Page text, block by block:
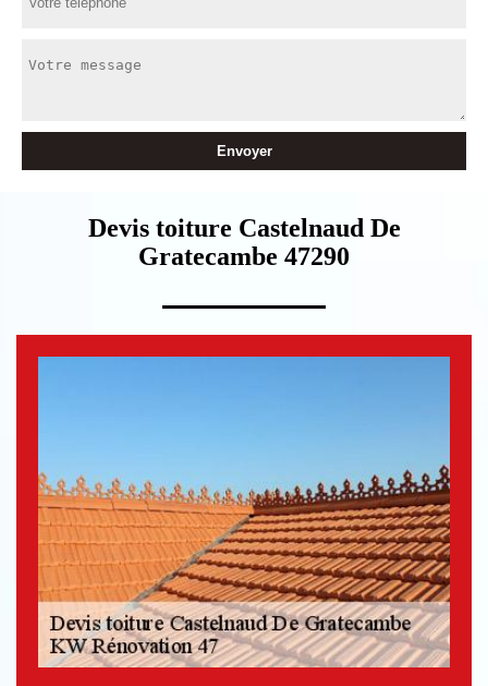
Devis toiture Castelnaud De
Gratecambe 47290